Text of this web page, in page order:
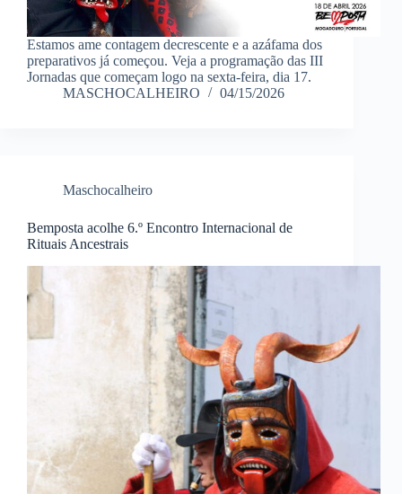
Estamos ame contagem decrescente e a azáfama dos
preparativos já começou. Veja a programação das III
Jornadas que começam logo na sexta-feira, dia 17.
MASCHOCALHEIRO
04/15/2026
Maschocalheiro
Bemposta acolhe 6.º Encontro Internacional de
Rituais Ancestrais